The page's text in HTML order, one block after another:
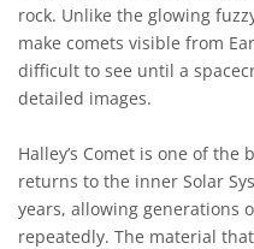
rock. Unlike the glowing
make comets visible from
difficult to see until a
detailed images.
Halley’s Comet is one of
returns to the inner Solar
years, allowing generations
repeatedly. The material